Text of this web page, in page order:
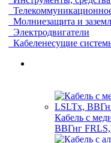
Молниезащита и
Электродвигатели
Кабеленесущие
Кабель с
ВВГнг